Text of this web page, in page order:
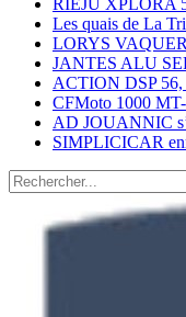
RIEJU XPLORA
Les quais de La
LORYS
JANTES ALU
ACTION DSP 56,
CFMoto 1000 MT-
AD JOUANNIC
SIMPLICICAR